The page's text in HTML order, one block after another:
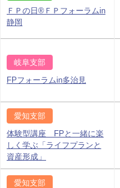
ＦＰの日®ＦＰフォーラムin
静岡
岐阜支部
FPフォーラムin多治見
愛知支部
体験型講座 FPと一緒に楽
しく学ぶ「ライフプランと
資産形成」
愛知支部